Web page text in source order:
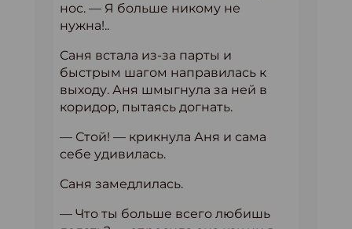
нос. — Я больше никому не
нужна!..
Саня встала из-за парты и
быстрым шагом направилась к
выходу. Аня шмыгнула за ней в
коридор, пытаясь догнать.
— Стой! — крикнула Аня и сама
себе удивилась.
Саня замедлилась.
— Что ты больше всего любишь